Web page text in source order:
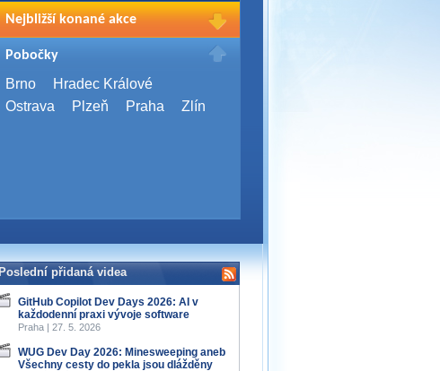
Pro zobrazení Vašich registrací na akce
se prosím přihlašte.
Nejbližší konané akce
WUG Days 2026
4. 9. 2026,Brno
SQL Server Bootcamp 2026
Pobočky
Brno
Hradec Králové
Ostrava
Plzeň Praha Zlín
Poslední přidaná videa
GitHub Copilot Dev Days 2026: AI v
každodenní praxi vývoje software
Praha | 27. 5. 2026
WUG Dev Day 2026: Minesweeping aneb
Všechny cesty do pekla jsou dlážděny